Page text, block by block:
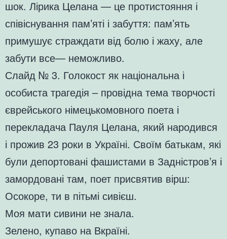
шок. Лірика Целана — це протистояння і
співіснування пам’яті і забуття: пам’ять
примушує страждати від болю і жаху, але
забути все— неможливо.
Слайд № 3. Голокост як національна і
особиста трагедія – провідна тема творчості
єврейського німецькомовного поета і
перекладача Пауля Целана, який народився
і прожив 23 роки в Україні. Своїм батькам, які
були депортовані фашистами в Задністров’я і
замордовані там, поет присвятив вірш:
Осокоре, ти в пітьмі сивієш.
Моя мати сивини не знала.
Зелено, купаво на Вкраїні.